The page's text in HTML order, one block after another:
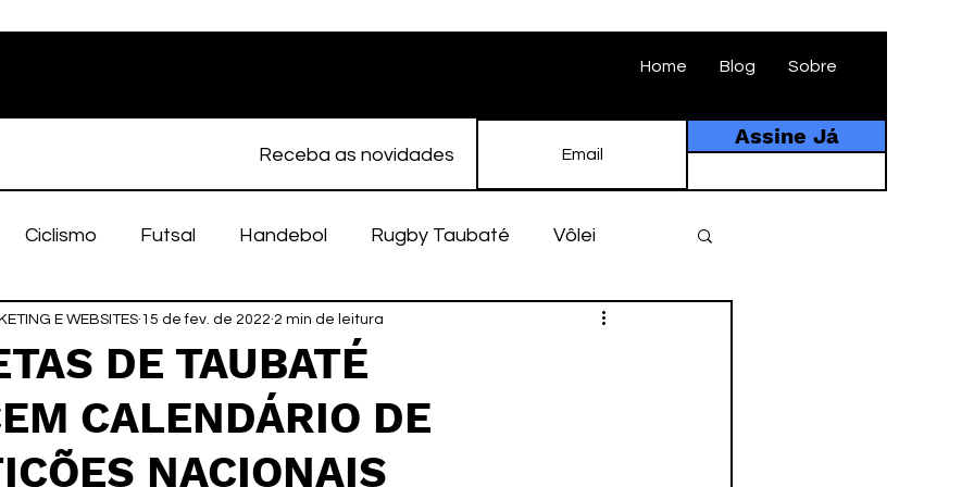
Home Blog Sobre
Receba as novidades
Assine Já
Ciclismo Futsal Handebol Rugby Taubaté Vôlei
Feminino Atletismo EC Taubaté História
Taubaté Fut7 Rugby Fut7
DE TAUBATÉ
CALENDÁRIO DE
NACIONAIS
E WEBSITES 15 de fev. de 2022 2 min de leitura